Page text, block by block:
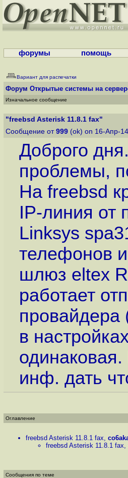
форумы помощь
Вариант для распечатки
Форум Открытые системы на
Изначальное сообщение
"freebsd Asterisk 11.8.1 fax"
Сообщение от 999 (ok) on 16-Апр-
Доброго
проблемы,
На freebsd
IP-линия от
Linksys
телефонов
шлюз eltex
работает
провайдера
в
инф. дать
Оглавление
freebsd Asterisk 11.8.1 fax,
freebsd Asterisk 11.8.1 fax,
Сообщения по теме